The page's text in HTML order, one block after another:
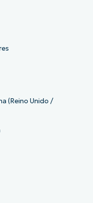
(Reino Unido /